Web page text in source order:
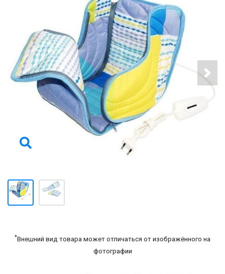
*Внешний вид товара может отличаться от изображённого на
фотографии